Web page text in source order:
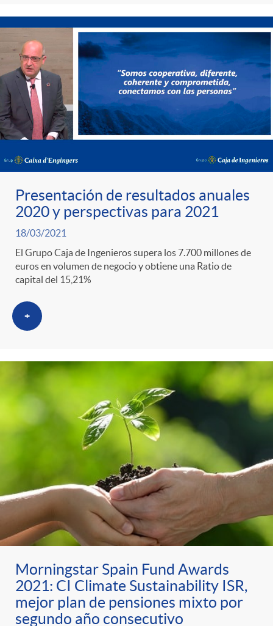
Presentación de resultados anuales
2020 y perspectivas para 2021
18/03/2021
El Grupo Caja de Ingenieros supera los 7.700 millones de
euros en volumen de negocio y obtiene una Ratio de
capital del 15,21%
+
Morningstar Spain Fund Awards
2021: CI Climate Sustainability ISR,
mejor plan de pensiones mixto por
segundo año consecutivo